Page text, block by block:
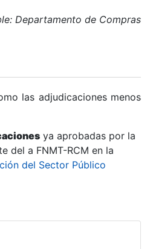
Departamento de Compras
las adjudicaciones menos
ya aprobadas por la
del a FNMT-RCM en la
del Sector Público